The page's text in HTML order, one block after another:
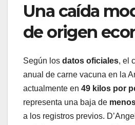
Una caída
de origen
Según los datos oficiales, el
anual de carne vacuna en la
actualmente en 49 kilos por
representa una baja de
a los registros previos.